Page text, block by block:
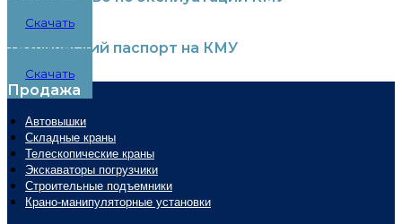
Скачать
Технический паспорт на КМУ
Скачать
Продажа
Автовышки
Складные краны
Телескопические краны
Экскаваторы погрузчики
Строительные подъемники
Крано-манипуляторные установки